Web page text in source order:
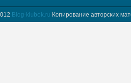
Blog-klubok.ru Копирование авторских